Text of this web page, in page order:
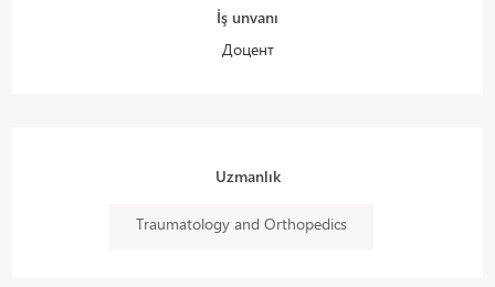
İş unvanı
Доцент
Uzmanlık
Traumatology and Orthopedics